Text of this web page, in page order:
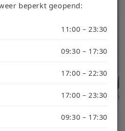
beperkt geopend:
11:00 – 23:30
09:30 – 17:30
17:00 – 22:30
17:00 – 23:30
09:30 – 17:30